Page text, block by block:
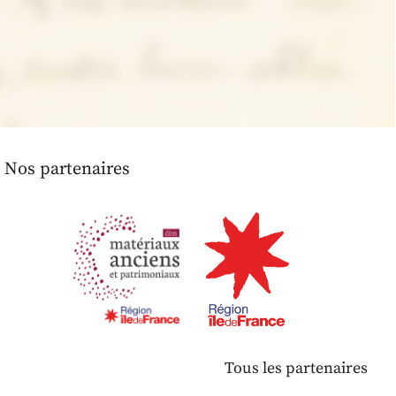
Nos partenaires
Tous les partenaires